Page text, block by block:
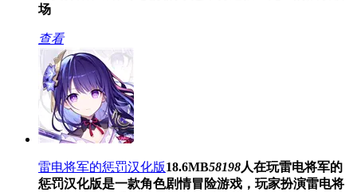
场
查看
雷电将军的惩罚汉化版18.6MB58198人在玩雷电将军的
惩罚汉化版是一款角色剧情冒险游戏，玩家扮演雷电将